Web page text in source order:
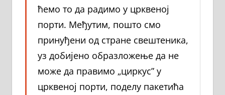
ћемо то да радимо у црквеној
порти. Међутим, пошто смо
принуђени од стране свештеника,
уз добијено образложење да не
може да правимо „циркус” у
црквеној порти, поделу пакетића